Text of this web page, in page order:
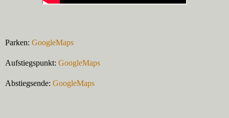
Parken: GoogleMaps
Aufstiegspunkt: GoogleMaps
Abstiegsende: GoogleMaps